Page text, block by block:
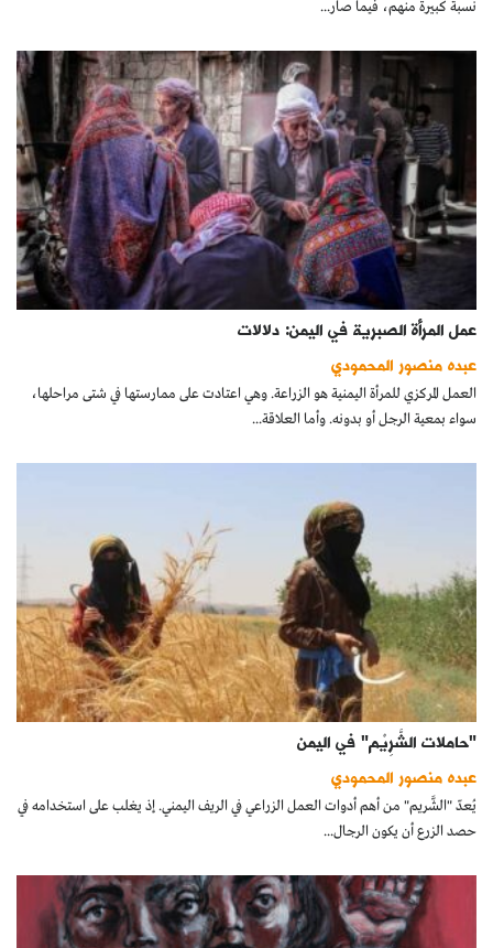
نسبة كبيرة منهم، فيما صار...
عمل المرأة الصبرية في اليمن: دلالات
عبده منصور المحمودي
العمل المركزي للمرأة اليمنية هو الزراعة. وهي اعتادت على ممارستها في شتى مراحلها،
سواء بمعية الرجل أو بدونه. وأما العلاقة...
"حاملات الشَّرِيْم" في اليمن
عبده منصور المحمودي
يُعدّ "الشَّريم" من أهم أدوات العمل الزراعي في الريف اليمني. إذ يغلب على استخدامه في
حصد الزرع أن يكون الرجال...